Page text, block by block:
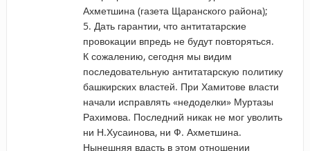
Ахметшина (газета Щаранского района);
5. Дать гарантии, что антитатарские
провокации впредь не будут повторяться.
К сожалению, сегодня мы видим
последовательную антитатарскую политику
башкирских властей. При Хамитове власти
начали исправлять «недоделки» Муртазы
Рахимова. Последний никак не мог уволить
ни Н.Хусаинова, ни Ф. Ахметшина.
Нынешняя вдасть в этом отношении